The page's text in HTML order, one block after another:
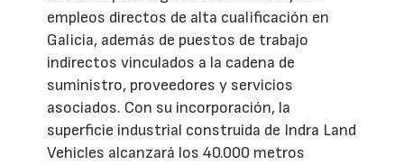
empleos directos de alta cualificación en
Galicia, además de puestos de trabajo
indirectos vinculados a la cadena de
suministro, proveedores y servicios
asociados. Con su incorporación, la
superficie industrial construida de Indra Land
Vehicles alcanzará los 40.000 metros